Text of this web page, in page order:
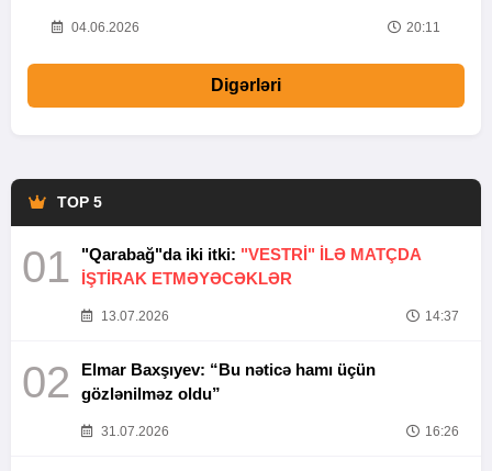
04.06.2026 20:11
Digərləri
TOP 5
01 "Qarabağ"da iki itki: "VESTRİ" İLƏ MATÇDA
İŞTİRAK ETMƏYƏCƏKLƏR
13.07.2026 14:37
02
Elmar Baxşıyev: “Bu nəticə hamı üçün
gözlənilməz oldu”
31.07.2026 16:26